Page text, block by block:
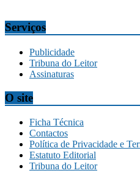
Serviços
Publicidade
Tribuna do Leitor
Assinaturas
O site
Ficha Técnica
Contactos
Política de Privacidade e
Estatuto Editorial
Tribuna do Leitor